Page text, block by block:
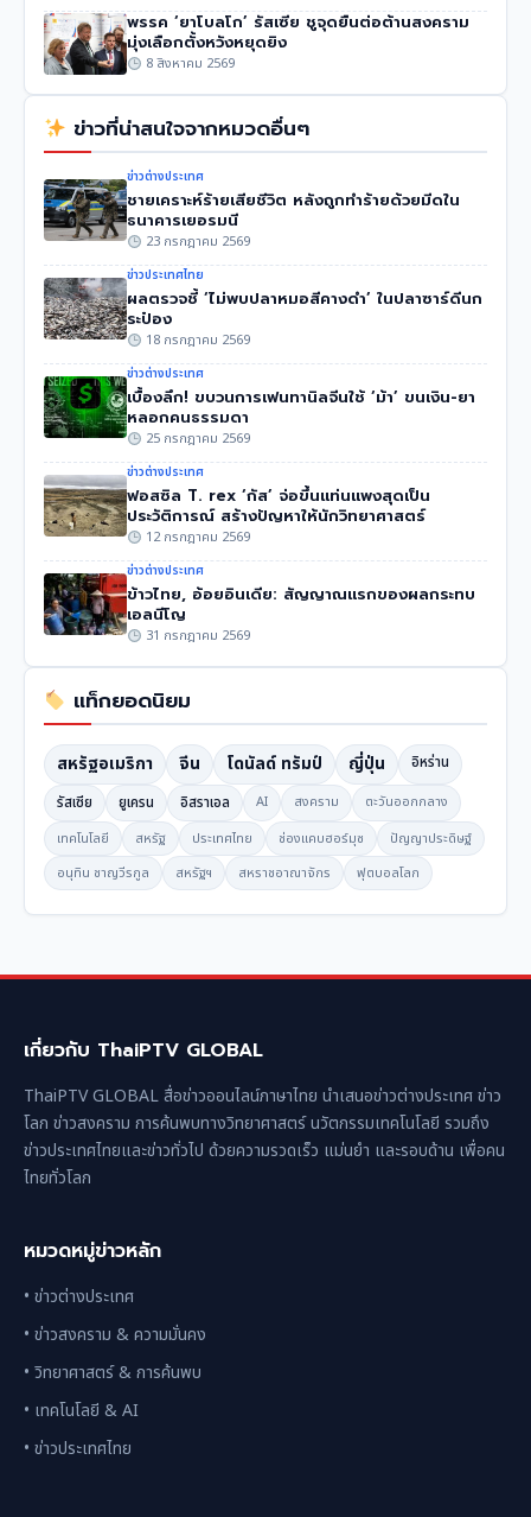
พรรค ‘ยาโบลโก’ รัสเซีย ชูจุดยืนต่อต้านสงคราม
มุ่งเลือกตั้งหวังหยุดยิง
8 สิงหาคม 2569
ข่าวที่น่าสนใจจากหมวดอื่นๆ
ข่าวต่างประเทศ
ชายเคราะห์ร้ายเสียชีวิต หลังถูกทำร้ายด้วยมีดใน
ธนาคารเยอรมนี
23 กรกฎาคม 2569
ข่าวประเทศไทย
ผลตรวจชี้ ‘ไม่พบปลาหมอสีคางดำ’ ในปลาซาร์ดีนก
ระป๋อง
18 กรกฎาคม 2569
ข่าวต่างประเทศ
เบื้องลึก! ขบวนการเฟนทานิลจีนใช้ ‘ม้า’ ขนเงิน-ยา
หลอกคนธรรมดา
25 กรกฎาคม 2569
ข่าวต่างประเทศ
ฟอสซิล T. rex ‘กัส’ จ่อขึ้นแท่นแพงสุดเป็น
ประวัติการณ์ สร้างปัญหาให้นักวิทยาศาสตร์
12 กรกฎาคม 2569
ข่าวต่างประเทศ
ข้าวไทย, อ้อยอินเดีย: สัญญาณแรกของผลกระทบ
เอลนีโญ
31 กรกฎาคม 2569
แท็กยอดนิยม
สหรัฐอเมริกา จีน โดนัลด์ ทรัมป์ ญี่ปุ่น
อิหร่าน
รัสเซีย
ยูเครน อิสราเอล AI สงคราม
ตะวันออกกลาง
เทคโนโลยี
สหรัฐ ประเทศไทย ช่องแคบฮอร์มุซ
ปัญญาประดิษฐ์
อนุทิน ชาญวีรกูล
สหรัฐฯ สหราชอาณาจักร ฟุตบอลโลก
เกี่ยวกับ ThaiPTV GLOBAL
ThaiPTV GLOBAL สื่อข่าวออนไลน์ภาษาไทย นำเสนอข่าวต่างประเทศ ข่าว
โลก ข่าวสงคราม การค้นพบทางวิทยาศาสตร์ นวัตกรรมเทคโนโลยี รวมถึง
ข่าวประเทศไทยและข่าวทั่วไป ด้วยความรวดเร็ว แม่นยำ และรอบด้าน เพื่อคน
ไทยทั่วโลก
หมวดหมู่ข่าวหลัก
• ข่าวต่างประเทศ
• ข่าวสงคราม & ความมั่นคง
• วิทยาศาสตร์ & การค้นพบ
• เทคโนโลยี & AI
• ข่าวประเทศไทย